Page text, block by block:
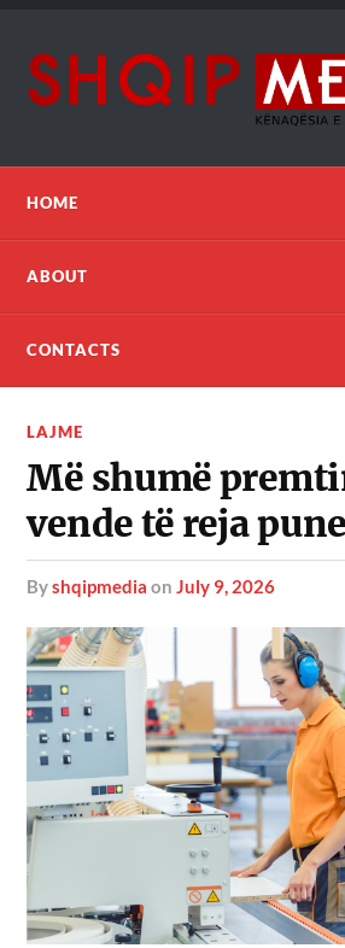
HOME
ABOUT
CONTACTS
LAJME
Më shumë
vende të reja
byshqipmedia onJuly 9, 2026